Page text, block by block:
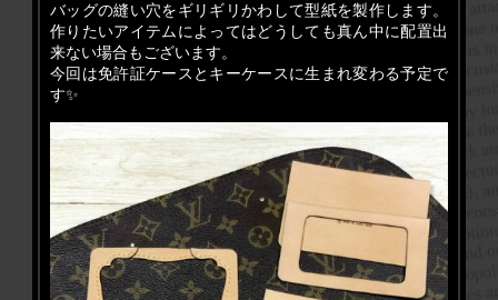
バッグの縫い穴をギリギリかわして型紙を製作します。
作りたいアイテムによってはどうしても真ん中に配置出
来ない場合もございます。
今回は免許証ケースとキーケースに生まれ変わる予定で
す✨